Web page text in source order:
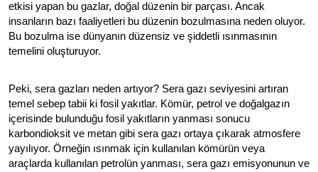
etkisi yapan bu gazlar, doğal düzenin bir parçası. Ancak
insanların bazı faaliyetleri bu düzenin bozulmasına neden oluyor.
Bu bozulma ise dünyanın düzensiz ve şiddetli ısınmasının
temelini oluşturuyor.
Peki, sera gazları neden artıyor? Sera gazı seviyesini artıran
temel sebep tabii ki fosil yakıtlar. Kömür, petrol ve doğalgazın
içerisinde bulunduğu fosil yakıtların yanması sonucu
karbondioksit ve metan gibi sera gazı ortaya çıkarak atmosfere
yayılıyor. Örneğin ısınmak için kullanılan kömürün veya
araçlarda kullanılan petrolün yanması, sera gazı emisyonunun ve